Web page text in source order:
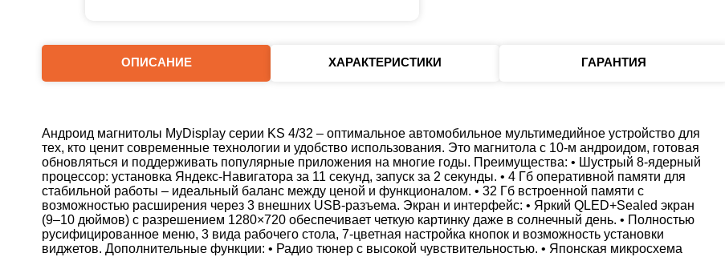
ОПИСАНИЕ ХАРАКТЕРИСТИКИ ГАРАНТИЯ
Андроид магнитолы MyDisplay серии KS 4/32 – оптимальное автомобильное мультимедийное устройство для
тех, кто ценит современные технологии и удобство использования. Это магнитола с 10‑м андроидом, готовая
обновляться и поддерживать популярные приложения на многие годы. Преимущества: • Шустрый 8-ядерный
процессор: установка Яндекс‑Навигатора за 11 секунд, запуск за 2 секунды. • 4 Гб оперативной памяти для
стабильной работы – идеальный баланс между ценой и функционалом. • 32 Гб встроенной памяти с
возможностью расширения через 3 внешних USB-разъема. Экран и интерфейс: • Яркий QLED+Sealed экран
(9–10 дюймов) с разрешением 1280×720 обеспечивает четкую картинку даже в солнечный день. • Полностью
русифицированное меню, 3 вида рабочего стола, 7‑цветная настройка кнопок и возможность установки
виджетов. Дополнительные функции: • Радио тюнер с высокой чувствительностью. • Японская микросхема